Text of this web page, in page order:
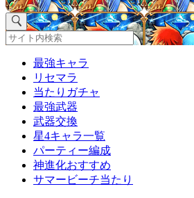
最強キャラ
リセマラ
当たりガチャ
最強武器
武器交換
星4キャラ一覧
パーティー編成
神進化おすすめ
サマービーチ当たり